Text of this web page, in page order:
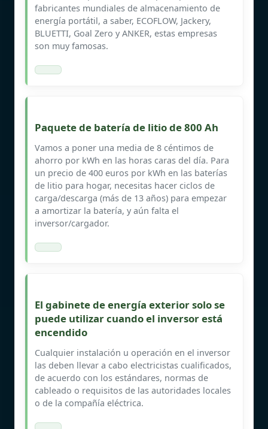
fabricantes mundiales de almacenamiento de
energía portátil, a saber, ECOFLOW, Jackery,
BLUETTI, Goal Zero y ANKER, estas empresas
son muy famosas.
Paquete de batería de litio de 800 Ah
Vamos a poner una media de 8 céntimos de
ahorro por kWh en las horas caras del día. Para
un precio de 400 euros por kWh en las baterías
de litio para hogar, necesitas hacer ciclos de
carga/descarga (más de 13 años) para empezar
a amortizar la batería, y aún falta el
inversor/cargador.
El gabinete de energía exterior solo se
puede utilizar cuando el inversor está
encendido
Cualquier instalación u operación en el inversor
las deben llevar a cabo electricistas cualificados,
de acuerdo con los estándares, normas de
cableado o requisitos de las autoridades locales
o de la compañía eléctrica.